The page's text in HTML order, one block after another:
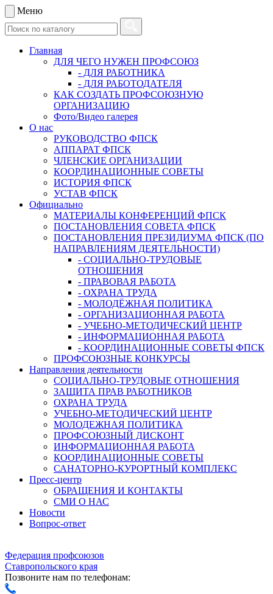
Меню
Главная
ДЛЯ ЧЕГО НУЖЕН ПРОФСОЮЗ
- ДЛЯ РАБОТНИКА
- ДЛЯ РАБОТОДАТЕЛЯ
КАК СОЗДАТЬ ПРОФСОЮЗНУЮ
ОРГАНИЗАЦИЮ
Фото/Видео галерея
О нас
РУКОВОДСТВО ФПСК
АППАРАТ ФПСК
ЧЛЕНСКИЕ ОРГАНИЗАЦИИ
КООРДИНАЦИОННЫЕ СОВЕТЫ
ИСТОРИЯ ФПСК
УСТАВ ФПСК
Официально
МАТЕРИАЛЫ КОНФЕРЕНЦИЙ ФПСК
ПОСТАНОВЛЕНИЯ СОВЕТА ФПСК
ПОСТАНОВЛЕНИЯ ПРЕЗИДИУМА ФПСК (ПО
НАПРАВЛЕНИЯМ ДЕЯТЕЛЬНОСТИ)
- СОЦИАЛЬНО-ТРУДОВЫЕ
ОТНОШЕНИЯ
- ПРАВОВАЯ РАБОТА
- ОХРАНА ТРУДА
- МОЛОДЁЖНАЯ ПОЛИТИКА
- ОРГАНИЗАЦИОННАЯ РАБОТА
- УЧЕБНО-МЕТОДИЧЕСКИЙ ЦЕНТР
- ИНФОРМАЦИОННАЯ РАБОТА
- КООРДИНАЦИОННЫЕ СОВЕТЫ ФПСК
ПРОФСОЮЗНЫЕ КОНКУРСЫ
Направления деятельности
СОЦИАЛЬНО-ТРУДОВЫЕ ОТНОШЕНИЯ
ЗАЩИТА ПРАВ РАБОТНИКОВ
ОХРАНА ТРУДА
УЧЕБНО-МЕТОДИЧЕСКИЙ ЦЕНТР
МОЛОДЕЖНАЯ ПОЛИТИКА
ПРОФСОЮЗНЫЙ ДИСКОНТ
ИНФОРМАЦИОННАЯ РАБОТА
КООРДИНАЦИОННЫЕ СОВЕТЫ
САНАТОРНО-КУРОРТНЫЙ КОМПЛЕКС
Пресс-центр
ОБРАЩЕНИЯ И КОНТАКТЫ
СМИ О НАС
Новости
Вопрос-ответ
Федерация профсоюзов
Ставропольского края
Позвоните нам по телефонам: